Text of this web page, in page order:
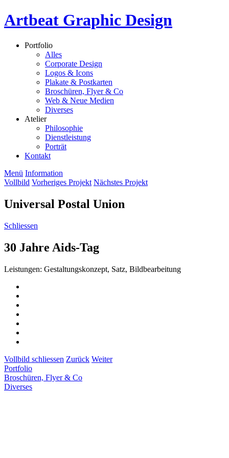
Artbeat Graphic Design
Portfolio
Alles
Corporate Design
Logos & Icons
Plakate & Postkarten
Broschüren, Flyer & Co
Web & Neue Medien
Diverses
Atelier
Philosophie
Dienstleistung
Porträt
Kontakt
Menü Information
Vollbild Vorheriges Projekt Nächstes Projekt
Universal Postal Union
Schliessen
30 Jahre Aids-Tag
Leistungen: Gestaltungskonzept, Satz, Bildbearbeitung
Vollbild schliessen Zurück Weiter
Portfolio
Broschüren, Flyer & Co
Diverses